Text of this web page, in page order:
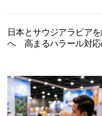
日本とサウジアラビア
へ 高まるハラール対応